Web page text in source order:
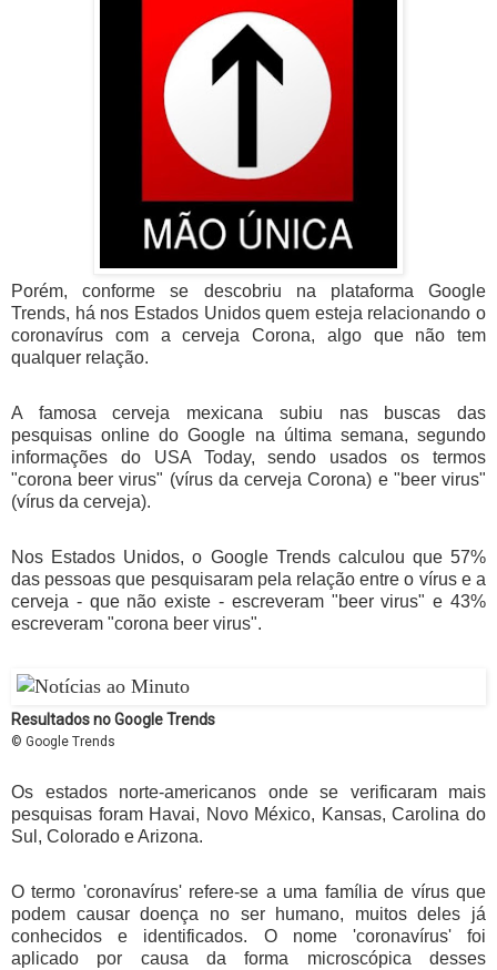
Porém, conforme se descobriu na plataforma Google
Trends, há nos Estados Unidos quem esteja relacionando o
coronavírus com a cerveja Corona, algo que não tem
qualquer relação.
A famosa cerveja mexicana subiu nas buscas das
pesquisas online do Google na última semana, segundo
informações do USA Today, sendo usados os termos
"corona beer virus" (vírus da cerveja Corona) e "beer virus"
(vírus da cerveja).
Nos Estados Unidos, o Google Trends calculou que 57%
das pessoas que pesquisaram pela relação entre o vírus e a
cerveja - que não existe - escreveram "beer virus" e 43%
escreveram "corona beer virus".
Resultados no Google Trends
© Google Trends
Os estados norte-americanos onde se verificaram mais
pesquisas foram Havai, Novo México, Kansas, Carolina do
Sul, Colorado e Arizona.
O termo 'coronavírus' refere-se a uma família de vírus que
podem causar doença no ser humano, muitos deles já
conhecidos e identificados. O nome 'coronavírus' foi
aplicado por causa da forma microscópica desses